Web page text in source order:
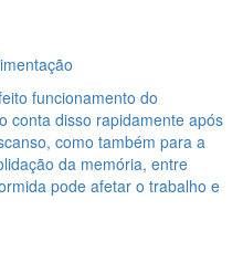
funcionamento do
conta disso rapidamente após
como também para a
da memória, entre
pode afetar o trabalho e